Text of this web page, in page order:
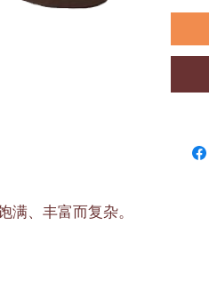
、丰富而复杂。